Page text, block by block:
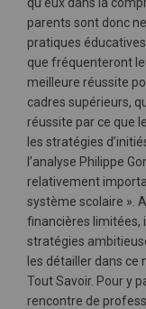
parents sont donc
pratiques
que fréquenteront
meilleure réussite
cadres supérieurs,
réussite par ce que
les stratégies
l’analyse Philippe
relativement
système scolaire ».
financières limitées,
stratégies
les détailler dans ce
Tout Savoir. Pour y
rencontre de